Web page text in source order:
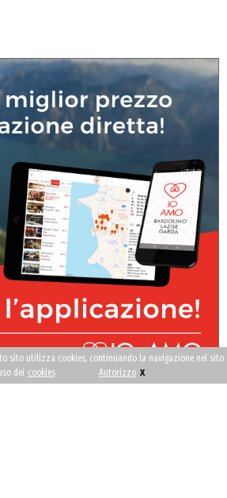
sito utilizza cookies, continuando la navigazione nel sito
dei cookies Autorizzo x